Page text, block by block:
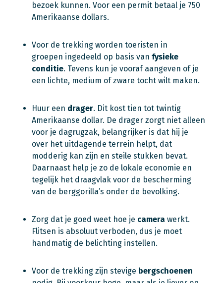
bezoek kunnen. Voor een permit betaal je 750
Amerikaanse dollars.
Voor de trekking worden toeristen in
groepen ingedeeld op basis van fysieke
conditie. Tevens kun je vooraf aangeven of je
een lichte, medium of zware tocht wilt maken.
Huur een drager. Dit kost tien tot twintig
Amerikaanse dollar. De drager zorgt niet alleen
voor je dagrugzak, belangrijker is dat hij je
over het uitdagende terrein helpt, dat
modderig kan zijn en steile stukken bevat.
Daarnaast help je zo de lokale economie en
tegelijk het draagvlak voor de bescherming
van de berggorilla’s onder de bevolking.
Zorg dat je goed weet hoe je camera werkt.
Flitsen is absoluut verboden, dus je moet
handmatig de belichting instellen.
Voor de trekking zijn stevige bergschoenen